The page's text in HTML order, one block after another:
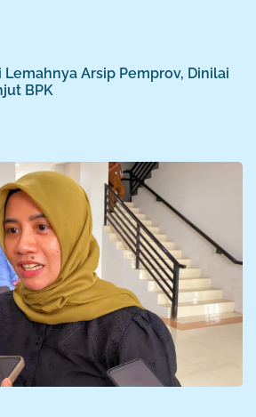
Lemahnya Arsip Pemprov, Dinilai
BPK